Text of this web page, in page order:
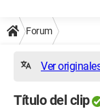
Forum
Ver
Título del clip